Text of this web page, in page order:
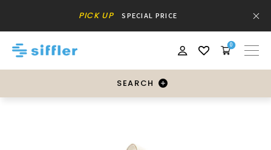
PICK UP SPECIAL PRICE
0
SEARCH